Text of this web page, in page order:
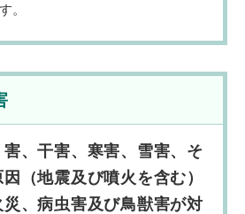
。
、干害、寒害、雪害、そ
（地震及び噴火を含む）
、病虫害及び鳥獣害が対